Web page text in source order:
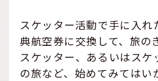
スケッター活動で手に入
典航空券に交換して、旅の
スケッター、あるいはスケ
の旅など、始めてみてはい